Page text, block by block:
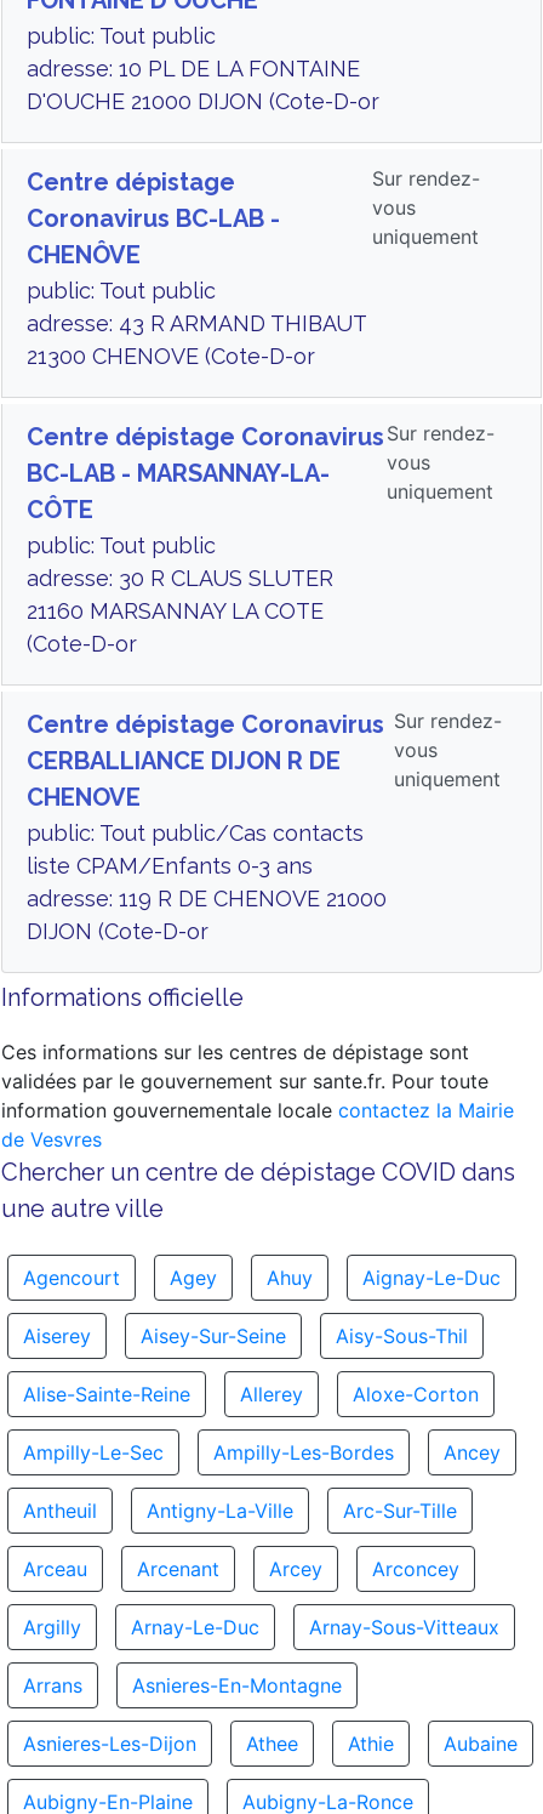
public: Tout public
adresse: 10 PL DE LA FONTAINE
D'OUCHE 21000 DIJON (Cote-D-or
Centre dépistage
Coronavirus BC-LAB -
CHENÔVE
public: Tout public
adresse: 43 R ARMAND THIBAUT
21300 CHENOVE (Cote-D-or
Sur rendez-
vous
uniquement
Centre dépistage Coronavirus
BC-LAB - MARSANNAY-LA-
CÔTE
public: Tout public
adresse: 30 R CLAUS SLUTER
21160 MARSANNAY LA COTE
(Cote-D-or
Sur rendez-
vous
uniquement
Centre dépistage Coronavirus
CERBALLIANCE DIJON R DE
CHENOVE
public: Tout public/Cas contacts
liste CPAM/Enfants 0-3 ans
adresse: 119 R DE CHENOVE 21000
DIJON (Cote-D-or
Sur rendez-
vous
uniquement
Informations officielle
Ces informations sur les centres de dépistage sont
validées par le gouvernement sur sante.fr. Pour toute
information gouvernementale locale contactez la Mairie
de Vesvres
Chercher un centre de dépistage COVID dans
une autre ville
Agencourt Agey Ahuy Aignay-Le-Duc
Aiserey Aisey-Sur-Seine Aisy-Sous-Thil
Alise-Sainte-Reine Allerey Aloxe-Corton
Ampilly-Le-Sec Ampilly-Les-Bordes Ancey
Antheuil Antigny-La-Ville Arc-Sur-Tille
Arceau Arcenant Arcey Arconcey
Argilly Arnay-Le-Duc Arnay-Sous-Vitteaux
Arrans Asnieres-En-Montagne
Asnieres-Les-Dijon Athee Athie Aubaine
Aubigny-En-Plaine Aubigny-La-Ronce